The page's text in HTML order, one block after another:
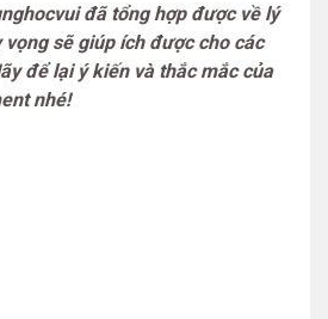
đã tổng hợp được về lý
sẽ giúp ích được cho các
để lại ý kiến và thắc mắc của
nhé!